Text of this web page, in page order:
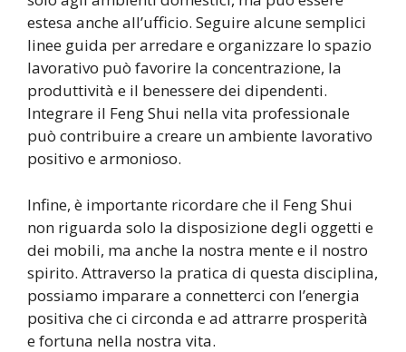
estesa anche all’ufficio. Seguire alcune semplici
linee guida per arredare e organizzare lo spazio
lavorativo può favorire la concentrazione, la
produttività e il benessere dei dipendenti.
Integrare il Feng Shui nella vita professionale
può contribuire a creare un ambiente lavorativo
positivo e armonioso.
Infine, è importante ricordare che il Feng Shui
non riguarda solo la disposizione degli oggetti e
dei mobili, ma anche la nostra mente e il nostro
spirito. Attraverso la pratica di questa disciplina,
possiamo imparare a connetterci con l’energia
positiva che ci circonda e ad attrarre prosperità
e fortuna nella nostra vita.